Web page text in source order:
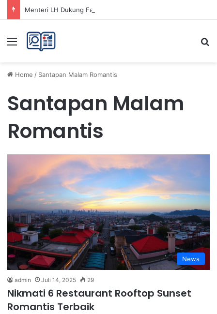
Menu
Home / Santapan Malam Romantis
Santapan Malam
Romantis
News
admin Juli 14, 2025 29
Nikmati 6 Restaurant Rooftop Sunset
Romantis Terbaik